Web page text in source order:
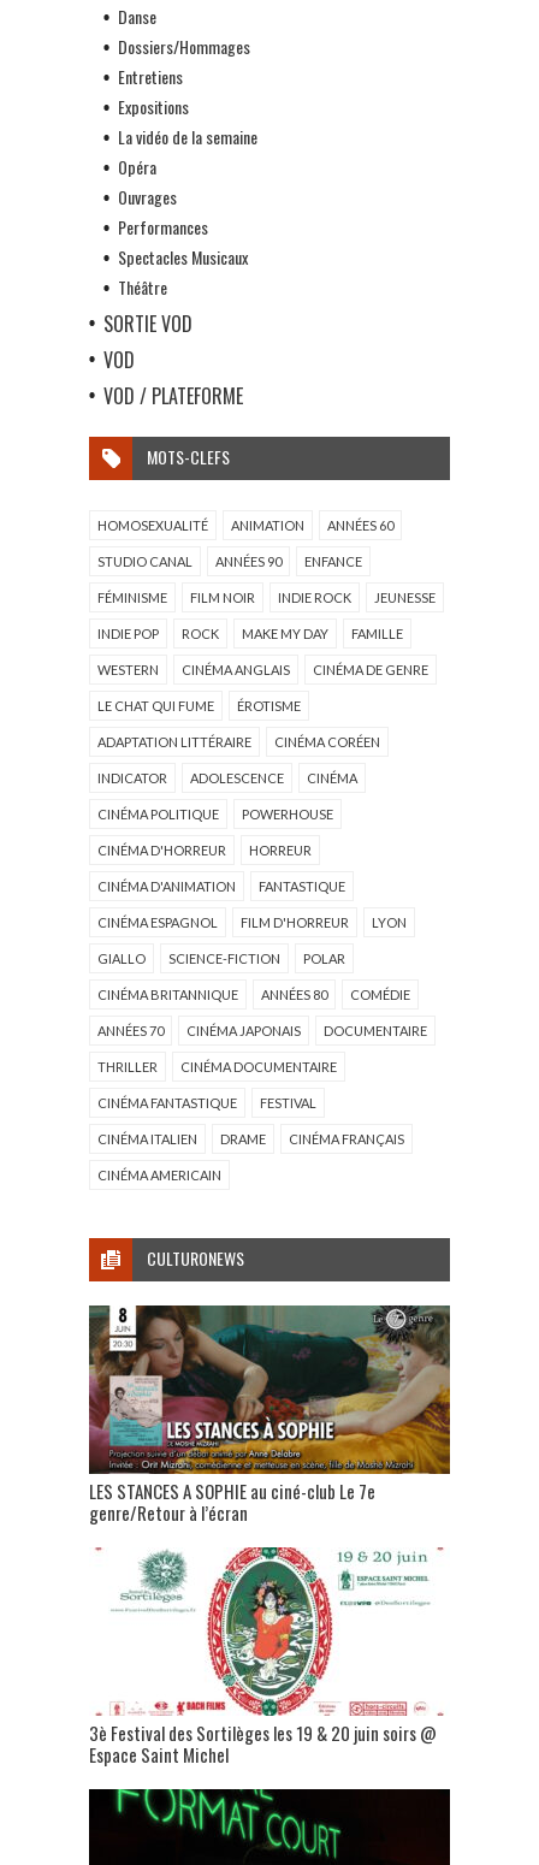
Danse
Dossiers/Hommages
Entretiens
Expositions
La vidéo de la semaine
Opéra
Ouvrages
Performances
Spectacles Musicaux
Théâtre
SORTIE VOD
VOD
VOD / PLATEFORME
MOTS-CLEFS
HOMOSEXUALITÉ ANIMATION ANNÉES 60
STUDIO CANAL ANNÉES 90 ENFANCE
FÉMINISME FILM NOIR INDIE ROCK JEUNESSE
INDIE POP ROCK MAKE MY DAY FAMILLE
WESTERN CINÉMA ANGLAIS CINÉMA DE GENRE
LE CHAT QUI FUME ÉROTISME
ADAPTATION LITTÉRAIRE CINÉMA CORÉEN
INDICATOR ADOLESCENCE CINÉMA
CINÉMA POLITIQUE POWERHOUSE
CINÉMA D'HORREUR HORREUR
CINÉMA D'ANIMATION FANTASTIQUE
CINÉMA ESPAGNOL FILM D'HORREUR LYON
GIALLO SCIENCE-FICTION POLAR
CINÉMA BRITANNIQUE ANNÉES 80 COMÉDIE
ANNÉES 70 CINÉMA JAPONAIS DOCUMENTAIRE
THRILLER CINÉMA DOCUMENTAIRE
CINÉMA FANTASTIQUE FESTIVAL
CINÉMA ITALIEN DRAME CINÉMA FRANÇAIS
CINÉMA AMERICAIN
CULTURONEWS
LES STANCES A SOPHIE au ciné-club Le 7e
genre/Retour à l’écran
3è Festival des Sortilèges les 19 & 20 juin soirs @
Espace Saint Michel